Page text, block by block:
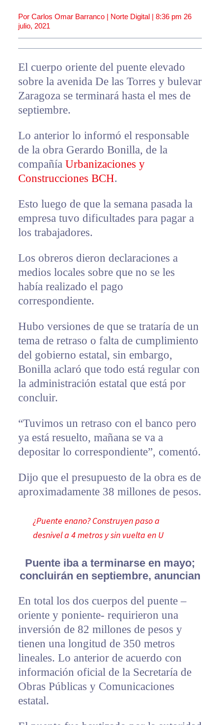
Por Carlos Omar Barranco | Norte Digital | 8:36 pm 26
julio, 2021
El cuerpo oriente del puente elevado
sobre la avenida De las Torres y bulevar
Zaragoza se terminará hasta el mes de
septiembre.
Lo anterior lo informó el responsable
de la obra Gerardo Bonilla, de la
compañía Urbanizaciones y
Construcciones BCH.
Esto luego de que la semana pasada la
empresa tuvo dificultades para pagar a
los trabajadores.
Los obreros dieron declaraciones a
medios locales sobre que no se les
había realizado el pago
correspondiente.
Hubo versiones de que se trataría de un
tema de retraso o falta de cumplimiento
del gobierno estatal, sin embargo,
Bonilla aclaró que todo está regular con
la administración estatal que está por
concluir.
“Tuvimos un retraso con el banco pero
ya está resuelto, mañana se va a
depositar lo correspondiente”, comentó.
Dijo que el presupuesto de la obra es de
aproximadamente 38 millones de pesos.
¿Puente enano? Construyen paso a
desnivel a 4 metros y sin vuelta en U
Puente iba a terminarse en mayo;
concluirán en septiembre, anuncian
En total los dos cuerpos del puente –
oriente y poniente- requirieron una
inversión de 82 millones de pesos y
tienen una longitud de 350 metros
lineales. Lo anterior de acuerdo con
información oficial de la Secretaría de
Obras Públicas y Comunicaciones
estatal.